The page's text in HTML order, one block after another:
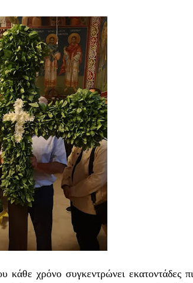
κάθε χρόνο συγκεντρώνει εκατοντάδες